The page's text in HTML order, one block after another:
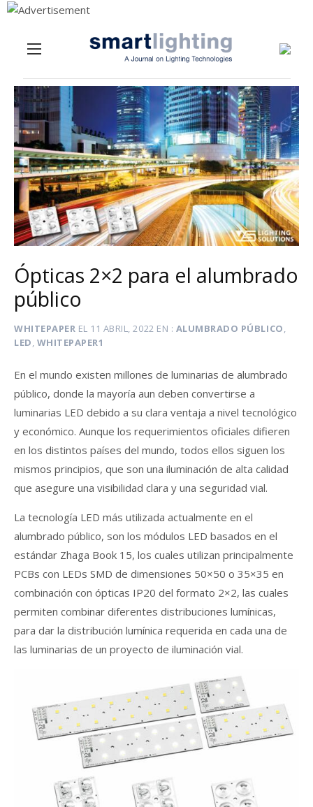
Menu
Ópticas 2×2 para el alumbrado
público
WHITEPAPER EL 11 ABRIL, 2022 EN ALUMBRADO PÚBLICO,
LED, WHITEPAPER1
En el mundo existen millones de luminarias de alumbrado
público, donde la mayoría aun deben convertirse a
luminarias LED debido a su clara ventaja a nivel tecnológico
y económico. Aunque los requerimientos oficiales difieren
en los distintos países del mundo, todos ellos siguen los
mismos principios, que son una iluminación de alta calidad
que asegure una visibilidad clara y una seguridad vial.
La tecnología LED más utilizada actualmente en el
alumbrado público, son los módulos LED basados en el
estándar Zhaga Book 15, los cuales utilizan principalmente
PCBs con LEDs SMD de dimensiones 50×50 o 35×35 en
combinación con ópticas IP20 del formato 2×2, las cuales
permiten combinar diferentes distribuciones lumínicas,
para dar la distribución lumínica requerida en cada una de
las luminarias de un proyecto de iluminación vial.